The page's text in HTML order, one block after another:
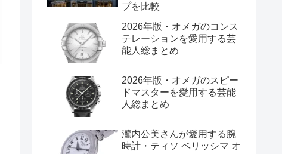
プを比較
2026年版・オメガのコンス
テレーションを愛用する芸
能人総まとめ
2026年版・オメガのスピー
ドマスターを愛用する芸能
人総まとめ
瀧内公美さんが愛用する腕
時計・ティソ ベリッシマ オ